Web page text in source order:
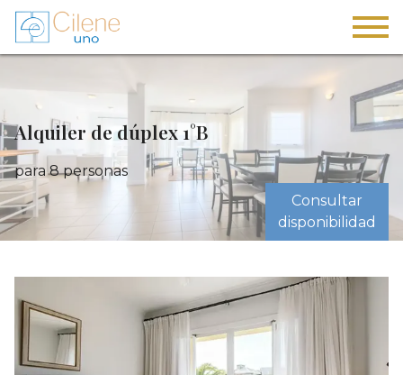
Alquiler de dúplex 1°B
para 8 personas
Consultar
disponibilidad